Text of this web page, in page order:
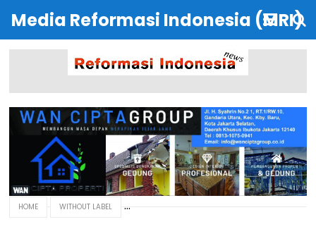
Media Reformasi Indonesia (MRI)
HOME WITHOUT LABEL